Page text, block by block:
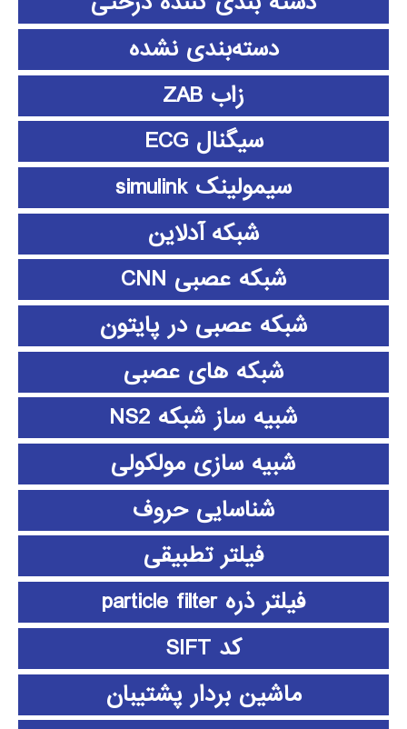
دسته‌بندی نشده
زاب ZAB
سیگنال ECG
سیمولینک simulink
شبکه آدلاین
شبکه عصبی CNN
شبکه عصبی در پایتون
شبکه های عصبی
شبیه ساز شبکه NS2
شبیه سازی مولکولی
شناسایی حروف
فیلتر تطبیقی
فیلتر ذره particle filter
کد SIFT
ماشین بردار پشتیبان